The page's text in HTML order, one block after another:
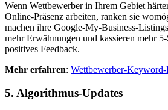
Wenn Wettbewerber in Ihrem Gebiet
Online-Präsenz arbeiten, ranken sie
machen ihre Google-My-Business-
mehr Erwähnungen und kassieren mehr
positives Feedback.
Mehr erfahren: Wettbewerber-Keyword-
5. Algorithmus-Updates